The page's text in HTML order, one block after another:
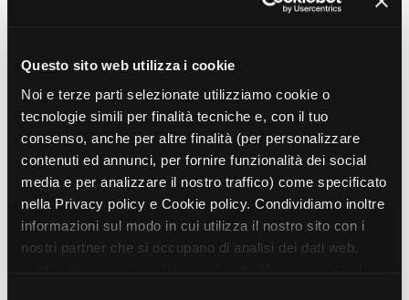
Questo sito web utilizza i cookie
Noi e terze parti selezionate utilizziamo cookie o
tecnologie simili per finalità tecniche e, con il tuo
consenso, anche per altre finalità (per personalizzare
contenuti ed annunci, per fornire funzionalità dei social
media e per analizzare il nostro traffico) come specificato
nella Privacy policy e Cookie policy. Condividiamo inoltre
informazioni sul modo in cui utilizza il nostro sito con i
nostri partner che si occupano di analisi dei dati web,
Whistleblowing
diffusione attraverso molteplici canali (proiezioni in sala,
canali televisivi, homevideo, piattaforme web...).
Progetti in progress
Vedi 105 progetti in progress